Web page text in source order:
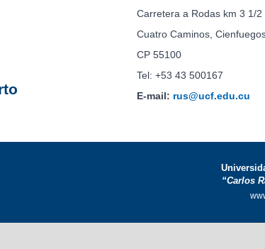
Carretera a Rodas km 3 1/2
Cuatro Caminos,
CP 55100
Tel: +53 43 500167
E-mail: rus@ucf.edu.cu
“Carlos